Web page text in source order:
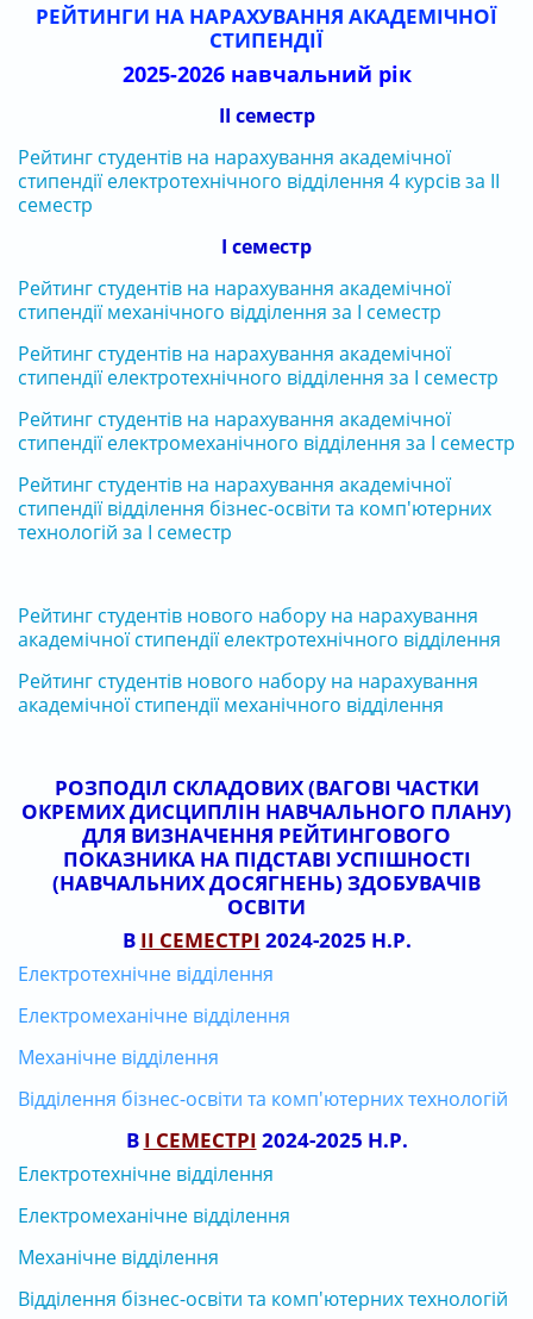
РЕЙТИНГИ НА НАРАХУВАННЯ АКАДЕМІЧНОЇ
СТИПЕНДІЇ
2025-2026 навчальний рік
ІІ семестр
Рейтинг студентів на нарахування академічної
стипендії електротехнічного відділення 4 курсів за ІІ
семестр
І семестр
Рейтинг студентів на нарахування академічної
стипендії механічного відділення за І семестр
Рейтинг студентів на нарахування академічної
стипендії електротехнічного відділення за І семестр
Рейтинг студентів на нарахування академічної
стипендії електромеханічного відділення за І семестр
Рейтинг студентів на нарахування академічної
стипендії відділення бізнес-освіти та комп'ютерних
технологій за І семестр
Рейтинг студентів нового набору на нарахування
академічної стипендії електротехнічного відділення
Рейтинг студентів нового набору на нарахування
академічної стипендії механічного відділення
РОЗПОДІЛ СКЛАДОВИХ (ВАГОВІ ЧАСТКИ
ОКРЕМИХ ДИСЦИПЛІН НАВЧАЛЬНОГО ПЛАНУ)
ДЛЯ ВИЗНАЧЕННЯ РЕЙТИНГОВОГО
ПОКАЗНИКА НА ПІДСТАВІ УСПІШНОСТІ
(НАВЧАЛЬНИХ ДОСЯГНЕНЬ) ЗДОБУВАЧІВ
ОСВІТИ
В ІІ СЕМЕСТРІ 2024-2025 Н.Р.
Електротехнічне відділення
Електромеханічне відділення
Механічне відділення
Відділення бізнес-освіти та комп'ютерних технологій
В І СЕМЕСТРІ 2024-2025 Н.Р.
Електротехнічне відділення
Електромеханічне відділення
Механічне відділення
Відділення бізнес-освіти та комп'ютерних технологій